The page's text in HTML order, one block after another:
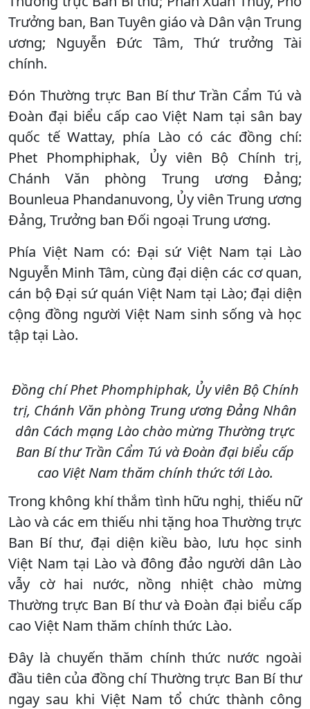
Trưởng ban, Ban Tuyên giáo và Dân vận Trung
ương; Nguyễn Đức Tâm, Thứ trưởng Tài
chính.
Đón Thường trực Ban Bí thư Trần Cẩm Tú và
Đoàn đại biểu cấp cao Việt Nam tại sân bay
quốc tế Wattay, phía Lào có các đồng chí:
Phet Phomphiphak, Ủy viên Bộ Chính trị,
Chánh Văn phòng Trung ương Đảng;
Bounleua Phandanuvong, Ủy viên Trung ương
Đảng, Trưởng ban Đối ngoại Trung ương.
Phía Việt Nam có: Đại sứ Việt Nam tại Lào
Nguyễn Minh Tâm, cùng đại diện các cơ quan,
cán bộ Đại sứ quán Việt Nam tại Lào; đại diện
cộng đồng người Việt Nam sinh sống và học
tập tại Lào.
Đồng chí Phet Phomphiphak, Ủy viên Bộ Chính
trị, Chánh Văn phòng Trung ương Đảng Nhân
dân Cách mạng Lào chào mừng Thường trực
Ban Bí thư Trần Cẩm Tú và Đoàn đại biểu cấp
cao Việt Nam thăm chính thức tới Lào.
Trong không khí thắm tình hữu nghị, thiếu nữ
Lào và các em thiếu nhi tặng hoa Thường trực
Ban Bí thư, đại diện kiều bào, lưu học sinh
Việt Nam tại Lào và đông đảo người dân Lào
vẫy cờ hai nước, nồng nhiệt chào mừng
Thường trực Ban Bí thư và Đoàn đại biểu cấp
cao Việt Nam thăm chính thức Lào.
Đây là chuyến thăm chính thức nước ngoài
đầu tiên của đồng chí Thường trực Ban Bí thư
ngay sau khi Việt Nam tổ chức thành công